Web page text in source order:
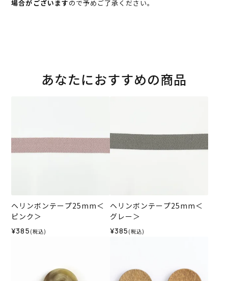
場合がございますので予めご了承ください。
あなたにおすすめの商品
ヘリンボンテープ25mm＜
ピンク＞
¥385 (税込)
ヘリンボンテープ25mm＜
グレー＞
¥385 (税込)